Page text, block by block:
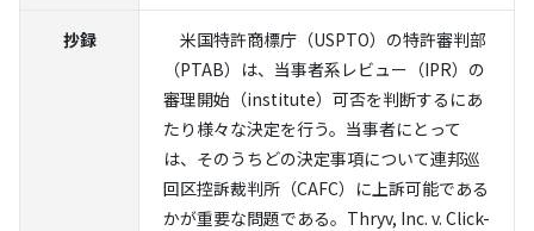
抄録
米国特許商標庁（USPTO）の特許審判部
（PTAB）は、当事者系レビュー（IPR）の
審理開始（institute）可否を判断するにあ
たり様々な決定を行う。当事者にとって
は、そのうちどの決定事項について連邦巡
回区控訴裁判所（CAFC）に上訴可能である
かが重要な問題である。Thryv, Inc. v. Click-